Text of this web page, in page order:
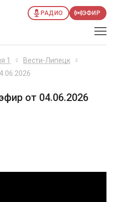
РАДИО ЭФИР
1
Вести-Липецк
от 04.06.2026